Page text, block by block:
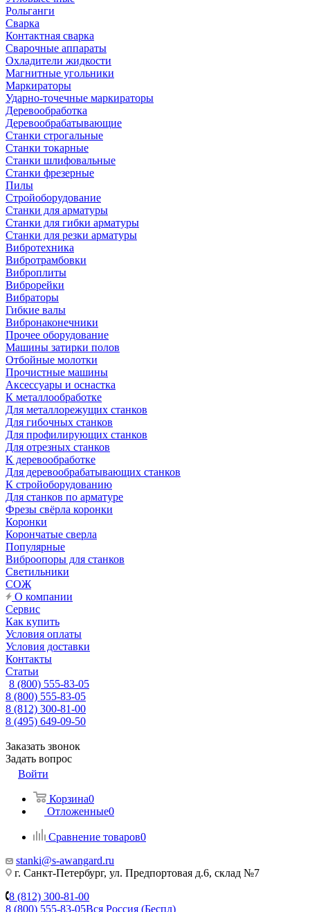
Рольганги
Сварка
Контактная сварка
Сварочные аппараты
Охладители жидкости
Магнитные угольники
Маркираторы
Ударно-точечные маркираторы
Деревообработка
Деревообрабатывающие
Станки строгальные
Станки токарные
Станки шлифовальные
Станки фрезерные
Пилы
Стройоборудование
Станки для арматуры
Станки для гибки арматуры
Станки для резки арматуры
Вибротехника
Вибротрамбовки
Виброплиты
Виброрейки
Вибраторы
Гибкие валы
Вибронаконечники
Прочее оборудование
Машины затирки полов
Отбойные молотки
Прочистные машины
Аксeccyapы и оснастка
К металлообработке
Для металлорежущих станков
Для гибочных станков
Для профилирующих станков
Для отрезных станков
К деревообработке
Для деревообрабатывающих станков
К стройоборудованию
Для станков по арматуре
Фрезы свёрла коронки
Коронки
Корончатые сверла
Популярные
Виброопоры для станков
Светильники
СОЖ
О компании
Сервис
Как купить
Условия оплаты
Условия доставки
Контакты
Статьи
8 (800) 555-83-05
8 (800) 555-83-05
8 (812) 300-81-00
8 (495) 649-09-50
Заказать звонок
Задать вопрос
Войти
Корзина0
Отложенные0
Сравнение товаров0
stanki@s-awangard.ru
г. Санкт-Петербург, ул. Предпортовая д.6, склад №7
8 (812) 300-81-00
8 (800) 555-83-05Вся Россия (Беспл)